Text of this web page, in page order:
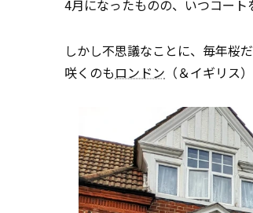
4月になったものの、いつコート
しかし不思議なことに、毎年桜
咲くのもロンドン （＆イギリス